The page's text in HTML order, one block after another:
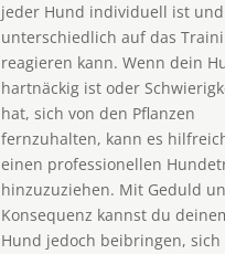
jeder Hund individuell ist und
unterschiedlich auf das
reagieren kann. Wenn dein
hartnäckig ist oder
hat, sich von den Pflanzen
fernzuhalten, kann es
einen professionellen
hinzuzuziehen. Mit Geduld
Konsequenz kannst du
Hund jedoch beibringen, sich